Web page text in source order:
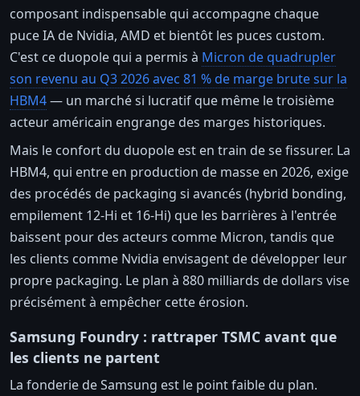
composant indispensable qui accompagne chaque
puce IA de Nvidia, AMD et bientôt les puces custom.
C'est ce duopole qui a permis à Micron de quadrupler
son revenu au Q3 2026 avec 81 % de marge brute sur la
HBM4— un marché si lucratif que même le troisième
acteur américain engrange des marges historiques.
Mais le confort du duopole est en train de se fissurer. La
HBM4, qui entre en production de masse en 2026, exige
des procédés de packaging si avancés (hybrid bonding,
empilement 12-Hi et 16-Hi) que les barrières à l'entrée
baissent pour des acteurs comme Micron, tandis que
les clients comme Nvidia envisagent de développer leur
propre packaging. Le plan à 880 milliards de dollars vise
précisément à empêcher cette érosion.
Samsung Foundry : rattraper TSMC avant que
les clients ne partent
La fonderie de Samsung est le point faible du plan.